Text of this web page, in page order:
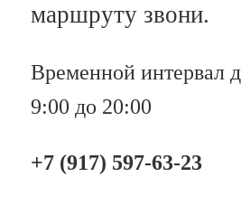
маршруту звони.
Временной интервал
9:00 до 20:00
+7 (917) 597-63-23